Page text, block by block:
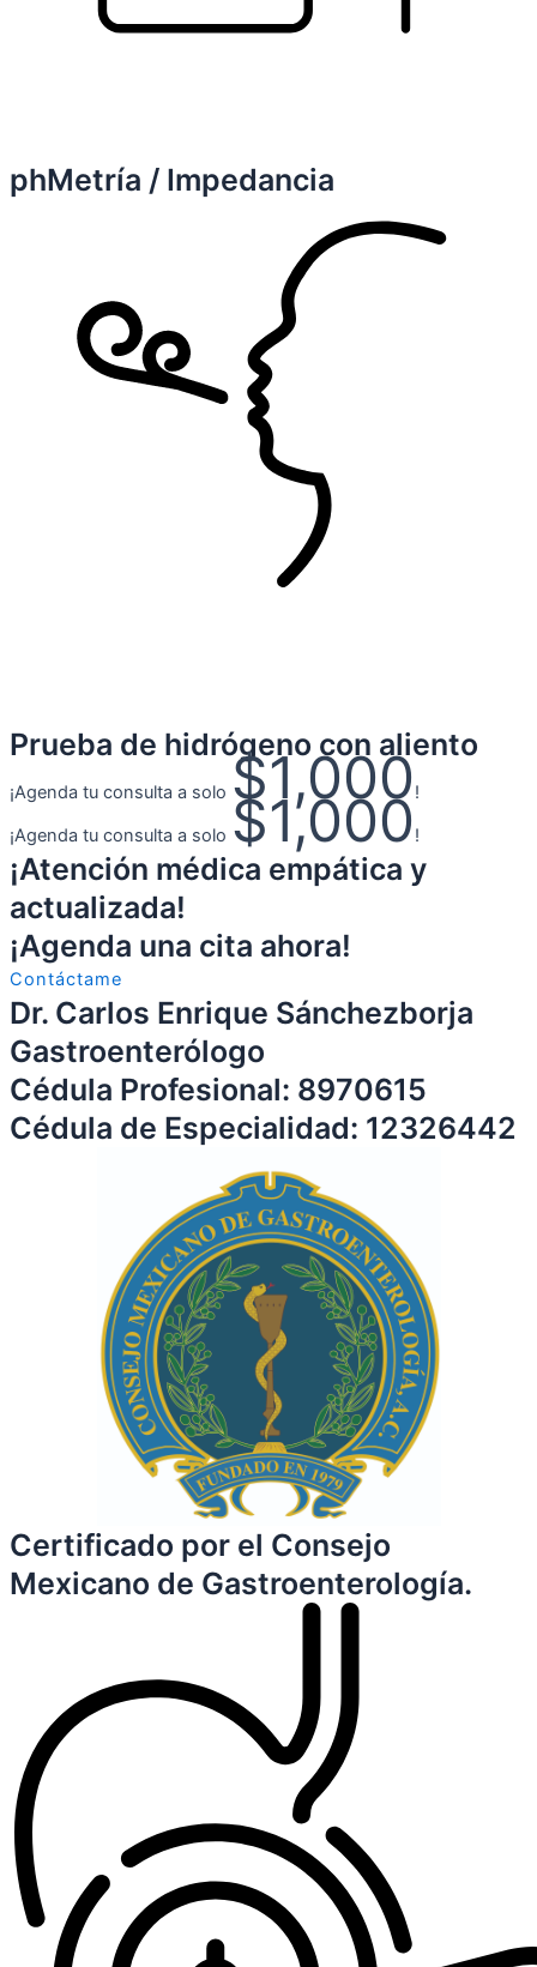
phMetría / Impedancia
Prueba de hidrógeno con aliento
¡Agenda tu consulta a solo $1,000 !
¡Agenda tu consulta a solo $1,000 !
¡Atención médica empática y
actualizada!
¡Agenda una cita ahora!
Contáctame
Dr. Carlos Enrique Sánchezborja
Gastroenterólogo
Cédula Profesional: 8970615
Cédula de Especialidad: 12326442
Certificado por el Consejo
Mexicano de Gastroenterología.